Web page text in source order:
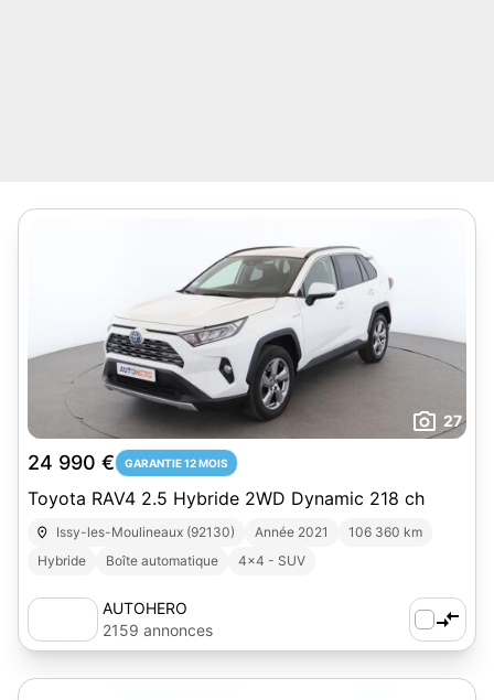
27
24 990 € GARANTIE 12 MOIS
Toyota RAV4 2.5 Hybride 2WD Dynamic 218 ch
Issy-les-Moulineaux (92130) Année 2021
106 360 km
Hybride
Boîte automatique 4x4 - SUV
AUTOHERO
2159 annonces